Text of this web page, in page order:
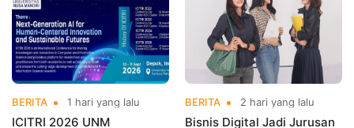
BERITA 1 hari yang lalu
ICITRI 2026 UNM
BERITA 2 hari yang lalu
Bisnis Digital Jadi Jurusan